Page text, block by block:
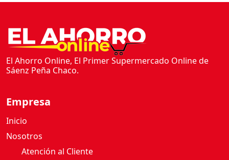
El Ahorro Online, El Primer Supermercado Online de
Sáenz Peña Chaco.
Inicio
Nosotros
Atención al Cliente
Política de privacidad